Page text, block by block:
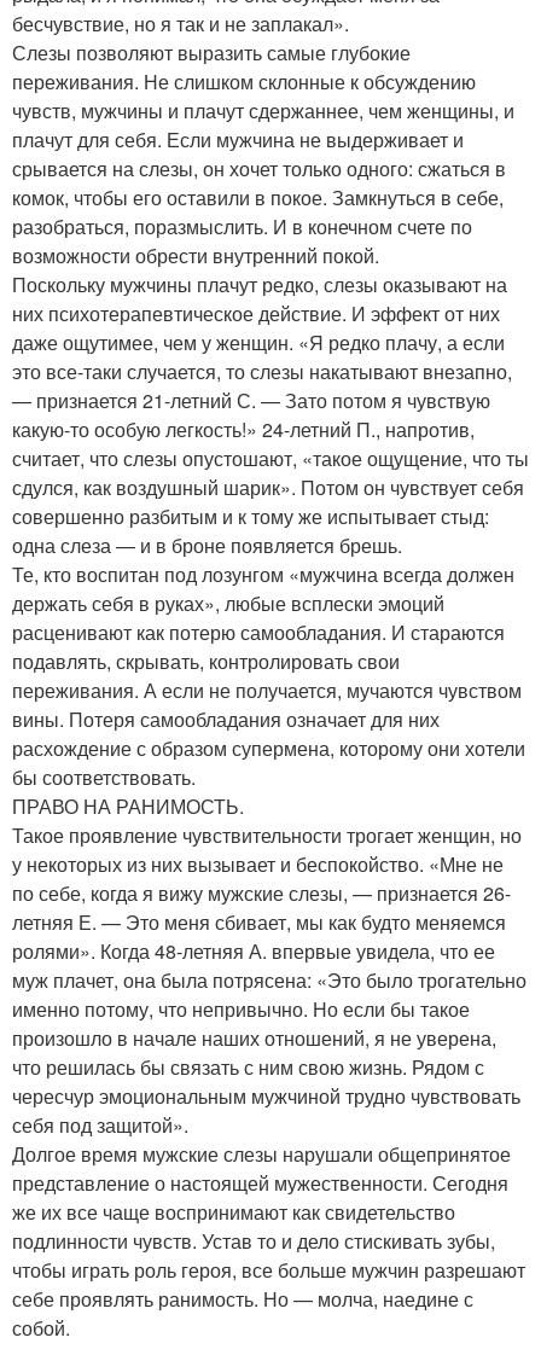
бесчувствие, но я так и не заплакал».
Слезы позволяют выразить самые глубокие
переживания. Не слишком склонные к обсуждению
чувств, мужчины и плачут сдержаннее, чем женщины, и
плачут для себя. Если мужчина не выдерживает и
срывается на слезы, он хочет только одного: сжаться в
комок, чтобы его оставили в покое. Замкнуться в себе,
разобраться, поразмыслить. И в конечном счете по
возможности обрести внутренний покой.
Поскольку мужчины плачут редко, слезы оказывают на
них психотерапевтическое действие. И эффект от них
даже ощутимее, чем у женщин. «Я редко плачу, а если
это все-таки случается, то слезы накатывают внезапно,
— признается 21-летний С. — Зато потом я чувствую
какую-то особую легкость!» 24-летний П., напротив,
считает, что слезы опустошают, «такое ощущение, что ты
сдулся, как воздушный шарик». Потом он чувствует себя
совершенно разбитым и к тому же испытывает стыд:
одна слеза — и в броне появляется брешь.
Те, кто воспитан под лозунгом «мужчина всегда должен
держать себя в руках», любые всплески эмоций
расценивают как потерю самообладания. И стараются
подавлять, скрывать, контролировать свои
переживания. А если не получается, мучаются чувством
вины. Потеря самообладания означает для них
расхождение с образом супермена, которому они хотели
бы соответствовать.
ПРАВО НА РАНИМОСТЬ.
Такое проявление чувствительности трогает женщин, но
у некоторых из них вызывает и беспокойство. «Мне не
по себе, когда я вижу мужские слезы, — признается 26-
летняя Е. — Это меня сбивает, мы как будто меняемся
ролями». Когда 48-летняя А. впервые увидела, что ее
муж плачет, она была потрясена: «Это было трогательно
именно потому, что непривычно. Но если бы такое
произошло в начале наших отношений, я не уверена,
что решилась бы связать с ним свою жизнь. Рядом с
чересчур эмоциональным мужчиной трудно чувствовать
себя под защитой».
Долгое время мужские слезы нарушали общепринятое
представление о настоящей мужественности. Сегодня
же их все чаще воспринимают как свидетельство
подлинности чувств. Устав то и дело стискивать зубы,
чтобы играть роль героя, все больше мужчин разрешают
себе проявлять ранимость. Но — молча, наедине с
собой.